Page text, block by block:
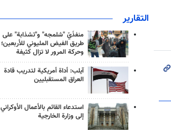
التقارير
منفذَيّ "شلمجه" و"تشذابة" على
طريق الفيض المليوني للأربعين؛
وحركة المرور لا تزال كثيفة
آيلب: أداة أمريكية لتدريب قادة
العراق المستقبليين
استدعاء القائم بالأعمال الأوكراني
إلى وزارة الخارجية